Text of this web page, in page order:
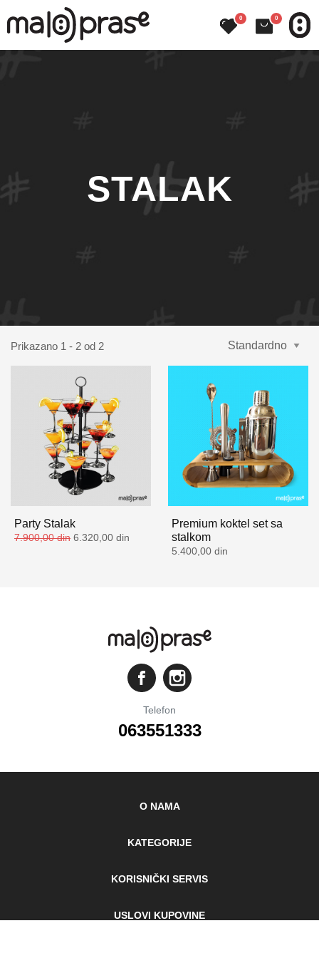
0 0
STALAK
Prikazano 1 - 2 od 2
Party Stalak
7.900,00 din 6.320,00 din
Premium koktel set sa
stalkom
5.400,00 din
Telefon
063551333
O NAMA
KATEGORIJE
KORISNIČKI SERVIS
USLOVI KUPOVINE